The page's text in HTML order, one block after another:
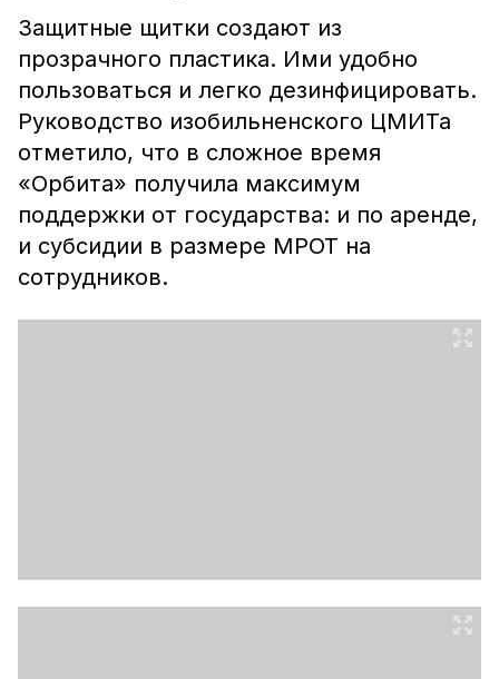
Защитные щитки создают из
прозрачного пластика. Ими удобно
пользоваться и легко дезинфицировать.
Руководство изобильненского ЦМИТа
отметило, что в сложное время
«Орбита» получила максимум
поддержки от государства: и по аренде,
и субсидии в размере МРОТ на
сотрудников.